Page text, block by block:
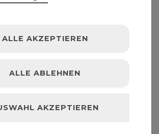
ALLE AKZEPTIEREN
ALLE ABLEHNEN
AKZEPTIEREN